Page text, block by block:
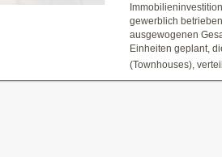
gewerblich
ausgewogenen
Einheiten geplant,
(Townhouses),